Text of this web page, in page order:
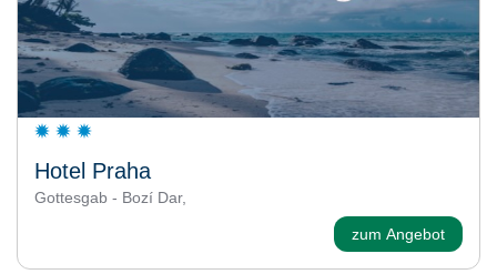
Hotel Praha
Gottesgab - Bozí Dar,
zum Angebot